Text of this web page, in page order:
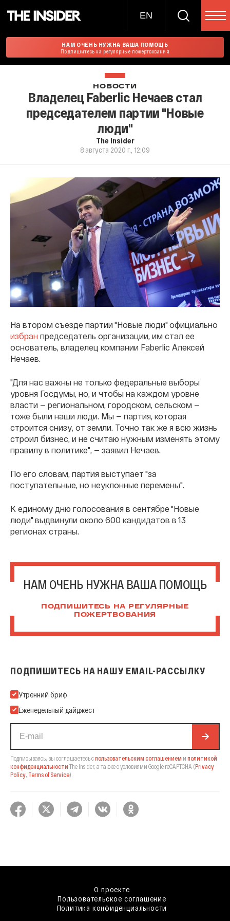
EN
НАМ ОЧЕНЬ НУЖНА ВАША ПОМОЩЬ
Подпишитесь на регулярные пожертвования
НОВОСТИ
Владелец Faberlic Нечаев стал
председателем партии "Новые
люди"
The Insider
8 августа 2020 г., 12:09
На втором съезде партии "Новые люди" официально
избран председатель организации, им стал ее
основатель, владелец компании Faberlic Алексей
Нечаев.
"Для нас важны не только федеральные выборы
уровня Госдумы, но, и чтобы на каждом уровне
власти — региональном, городском, сельском —
тоже были наши люди. Мы — партия, которая
строится снизу, от земли. Точно так же я всю жизнь
строил бизнес, и не считаю нужным изменять этому
правилу в политике", — заявил Нечаев.
По его словам, партия выступает "за
поступательные, но неуклонные перемены".
К единому дню голосования в сентябре "Новые
люди" выдвинули около 600 кандидатов в 13
регионах страны.
НАМ ОЧЕНЬ НУЖНА ВАША ПОМОЩЬ
ПОДПИШИТЕСЬ НА РЕГУЛЯРНЫЕ
ПОЖЕРТВОВАНИЯ
ПОДПИШИТЕСЬ НА НАШУ EMAIL-РАССЫЛКУ
Подпишитесь на нашу Email-рассылку
Утренний бриф
Еженедельный дайджест
Подписываясь, вы соглашаетесь спользовательским соглашением и политикой
конфиденциальности The Insider, а также с условиями Google reCAPTCHA (Privacy
Policy, Terms of Service).
О проекте
Пользовательское соглашение
Политика конфиденциальности